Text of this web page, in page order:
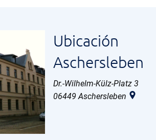
Ubicación
Aschersleben
Dr.-Wilhelm-Külz-Platz 3
06449 Aschersleben